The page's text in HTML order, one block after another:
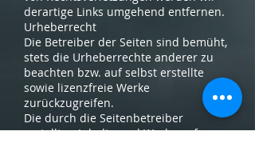
derartige Links umgehend entfernen.
Urheberrecht
Die Betreiber der Seiten sind bemüht,
stets die Urheberrechte anderer zu
beachten bzw. auf selbst erstellte
sowie lizenzfreie Werke
zurückzugreifen.
Die durch die Seitenbetreiber
erstellten Inhalte und Werke auf